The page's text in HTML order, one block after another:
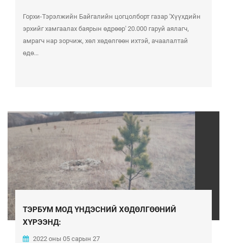
Горхи-Тэрэлжийн Байгалийн цогцолборт газар 'Хүүхдийн
эрхийг хамгаалах баярын өдрөөр' 20.000 гаруй аялагч,
амрагч нар зорчиж, хөл хөдөлгөөн ихтэй, ачаалалтай
өдө...
ТЭРБУМ МОД ҮНДЭСНИЙ ХӨДӨЛГӨӨНИЙ
ХҮРЭЭНД:
2022 оны 05 сарын 27